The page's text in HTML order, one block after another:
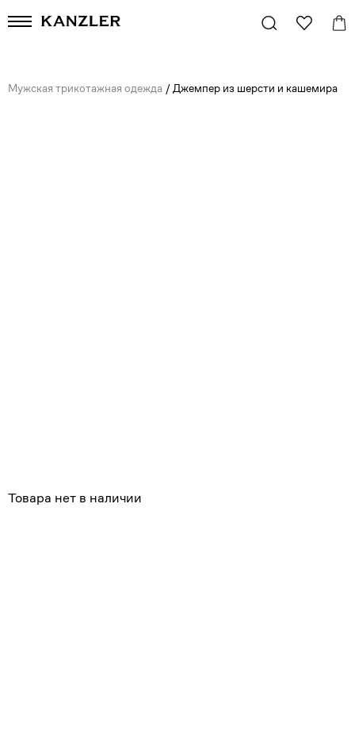
Мужская трикотажная одежда / Джемпер из шерсти и кашемира
Товара нет в наличии